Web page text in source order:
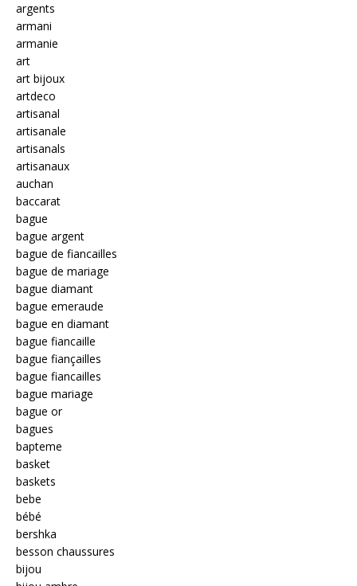
argents
armani
armanie
art
art bijoux
artdeco
artisanal
artisanale
artisanals
artisanaux
auchan
baccarat
bague
bague argent
bague de fiancailles
bague de mariage
bague diamant
bague emeraude
bague en diamant
bague fiancaille
bague fiançailles
bague fiancailles
bague mariage
bague or
bagues
bapteme
basket
baskets
bebe
bébé
bershka
besson chaussures
bijou